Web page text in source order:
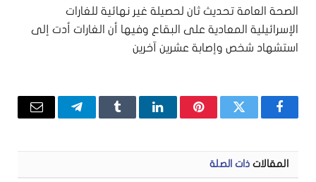
الصحة العامة تحديث ثان لحصيلة غير نهائية للغارات
الإسرائيلية المعادية على البقاع وفيها أن الغارات أدت إلى
استشهاد شخص وإصابة عشرين آخرين
فيسبوكتويتر بينتيريستلينكدإنTumblrتيلقرامالبريد
المقالات ذات الصلة